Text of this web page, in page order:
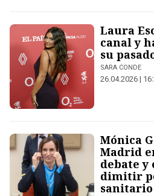
Laura
canal y
su
SARA CONDE
26.04.2026 |
Mónica
Madrid
debate y
dimitir
sanitario